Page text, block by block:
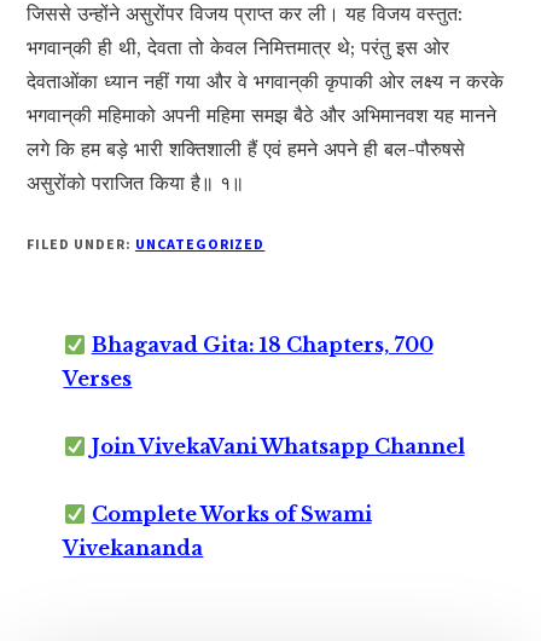
जिससे उन्होंने असुरोंपर विजय प्राप्त कर ली। यह विजय वस्तुत:
भगवान‍्की ही थी, देवता तो केवल निमित्तमात्र थे; परंतु इस ओर
देवताओंका ध्यान नहीं गया और वे भगवान‍्की कृपाकी ओर लक्ष्य न करके
भगवान‍्की महिमाको अपनी महिमा समझ बैठे और अभिमानवश यह मानने
लगे कि हम बड़े भारी शक्तिशाली हैं एवं हमने अपने ही बल-पौरुषसे
असुरोंको पराजित किया है॥ १॥
FILED UNDER: UNCATEGORIZED
Bhagavad Gita: 18 Chapters, 700
Verses
Join VivekaVani Whatsapp Channel
Complete Works of Swami
Vivekananda